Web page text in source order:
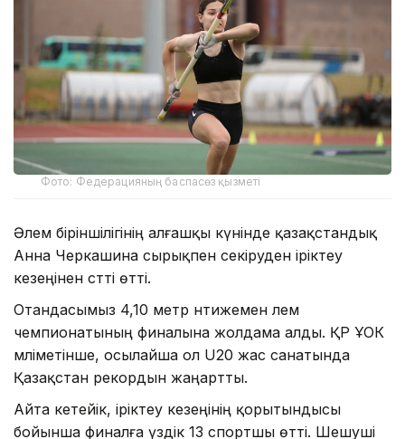
Фото: Федерацияның баспасөз қызметі
Әлем біріншілігінің алғашқы күнінде қазақстандық
Анна Черкашина сырықпен секіруден іріктеу
кезеңінен сәтті өтті.
Отандасымыз 4,10 метр нәтижемен әлем
чемпионатының финалына жолдама алды. ҚР ҰОК
мәліметінше, осылайша ол U20 жас санатында
Қазақстан рекордын жаңартты.
Айта кетейік, іріктеу кезеңінің қорытындысы
бойынша финалға үздік 13 спортшы өтті. Шешуші